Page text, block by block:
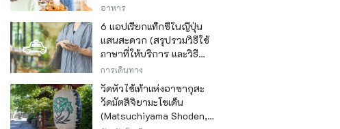
อาหาร
6 แอปเรียกแท็กซี่ในญี่ปุ่น
แสนสะดวก (สรุปรวมวิธีใช้
ภาษาที่ให้บริการ และวิธี
ชำระเงิน)
การเดินทาง
วัดหัวไช้เท้าแห่งอาซากุสะ
วัดมัตสึจิยามะโชเด็น
(Matsuchiyama Shoden,